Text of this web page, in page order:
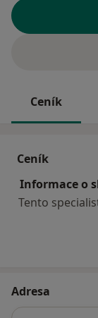
Ceník
Ceník
Informace o
Tento
Adresa